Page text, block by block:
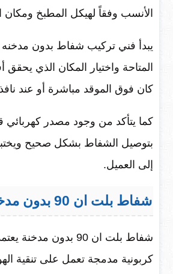
الأنسب وفقاً لهيكل المطبخ ومكان
يبدأ فني تركيب شفاط بدون
المتاحة واختيار المكان الذي
كان فوق الموقد مباشرة أو عند
كما يتأكد من وجود مصدر كهربائي
بتوصيل الشفاط بشكل صحيح
إلى العميل.
شفاط بلت ان 90 بدون مدخنة
شفاط بلت ان 90 بدون
كربونية مدمجة تعمل على تنقية